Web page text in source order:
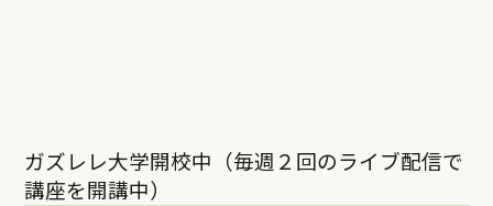
ガズレレ大学開校中（毎週２回のライブ配信で
講座を開講中）